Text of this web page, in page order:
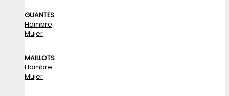
GUANTES
Hombre
Mujer
MAILLOTS
Hombre
Mujer